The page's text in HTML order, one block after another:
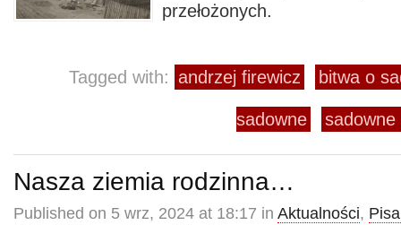
przełożonych.
Tagged with: andrzej firewicz bitwa o
sadowne sadowne
Nasza ziemia rodzinna…
Published on 5 wrz, 2024 at 18:17 in Aktualności,